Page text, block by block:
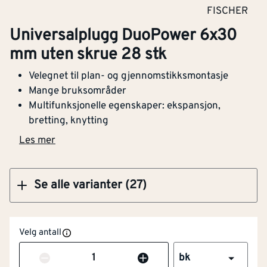
FISCHER
Universalplugg DuoPower 6x30
mm uten skrue 28 stk
Velegnet til plan- og gjennomstikksmontasje
Mange bruksområder
Multifunksjonelle egenskaper: ekspansjon,
bretting, knytting
Les mer
Se alle varianter (27)
Universalplugg DuoPower 12 x 60 mm uten
skrue 25 stk
Klikk og hent
Velg antall
Antall bk
Egnet for
skruediameter
fra/til
[mm]
Diameter på
borehull
[mm]
6
Med kant
Egnet for gipsplater Ja